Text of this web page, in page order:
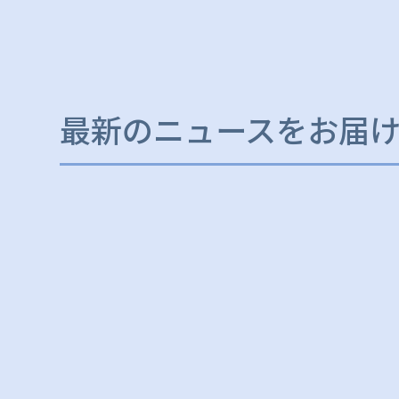
最新のニュースをお届